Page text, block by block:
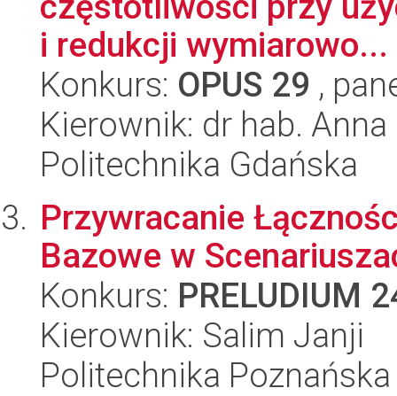
i redukcji wymiarowo...
Konkurs: OPUS 29 ,
Kierownik: dr hab.
Politechnika Gdańska
Przywracanie
Bazowe w
Konkurs: PRELUDIUM
Kierownik: Salim Janji
Politechnika Poznańska